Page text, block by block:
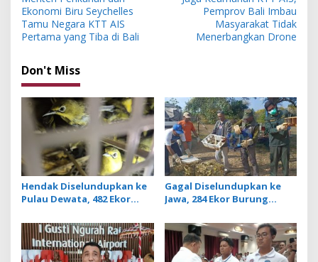
o
s
t
n
a
v
a
t
i
o
n
Ekonomi Biru Seychelles
Tamu Negara KTT AIS
Pertama yang Tiba di Bali
Pemprov Bali Imbau
Masyarakat Tidak
Menerbangkan Drone
Don't Miss
Hendak Diselundupkan ke
Pulau Dewata, 482 Ekor
Diamankan Karantina Bali
Gagal Diselundupkan ke
Jawa, 284 Ekor Burung
Dilepasliarkan Cegah
Ancaman Penyakit